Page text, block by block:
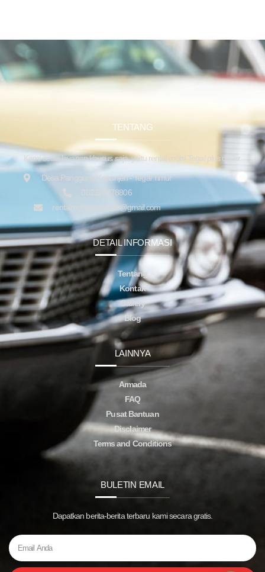
TENTANG
Kami sedia layanan khusus saja, yaitu rental mobil Tegal plus driver.
Desa Panggung Kepanjen - Tegal Timur
082323878806
rentalmobiltegalsupir@gmail.com
DETAIL INFORMASI
Tentang
Kontak
Gallery
Blog
LAINNYA
Armada
FAQ
Pusat Bantuan
Disclaimer
Terms and Conditions
BULETIN EMAIL
Dapatkan berita-berita terbaru kami secara gratis.